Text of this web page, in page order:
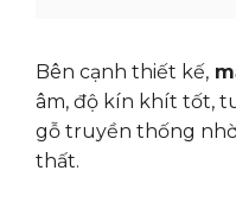
Bên cạnh thiết kế,
âm, độ kín khít tốt,
gỗ truyền thống
thất.